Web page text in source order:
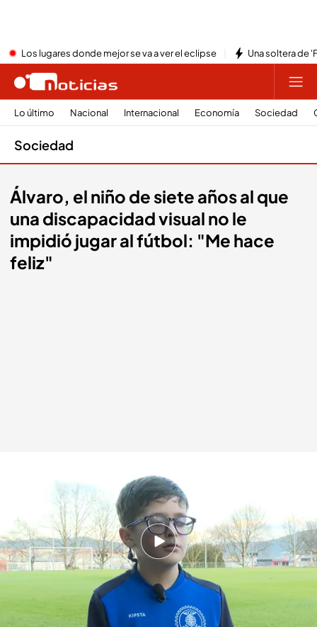
Los lugares donde mejor se va a ver el eclipse Una soltera de
Lo último Nacional Internacional Economía Sociedad
Sociedad
Álvaro, el niño de siete años al que
una discapacidad visual no le
impidió jugar al fútbol: "Me hace
feliz"
Redacción digital Noticias Cuatro
22 ENE 2025 - 21:07h.
Para Álvaro la definición de felicidad es estar
con un balón en un campo de fútbol
Álvaro solo puede ver por un ojo a causa de un